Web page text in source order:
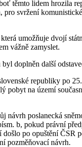
těmto lidem hrozila
svržení
umožňuje dvojí
vážně zamyslet.
doplněn další
republiky po
pobyt na území
návrh poslanecká
b, pokud právní
po opuštění ČSR
pozměňovací návrh.